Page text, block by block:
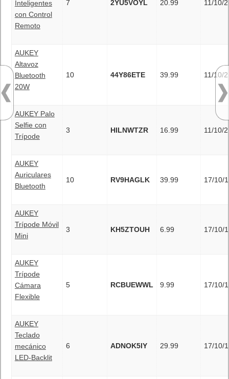
Inteligentes
con Control
Remoto
7 2YU5VOYL 20.99 11/10/
AUKEY
Altavoz
Bluetooth
20W
10 44Y86ETE 39.99 11/10/
AUKEY Palo
Selfie con
Trípode
3 HILNWTZR 16.99 11/10/
AUKEY
Auriculares
Bluetooth
10 RV9HAGLK 39.99 17/10/
AUKEY
Trípode Móvil
Mini
3 KH5ZTOUH 6.99 17/10/
AUKEY
Trípode
Cámara
Flexible
5 RCBUEWWL 9.99 17/10/
AUKEY
Teclado
mecánico
LED-Backlit
6 ADNOK5IY 29.99 17/10/